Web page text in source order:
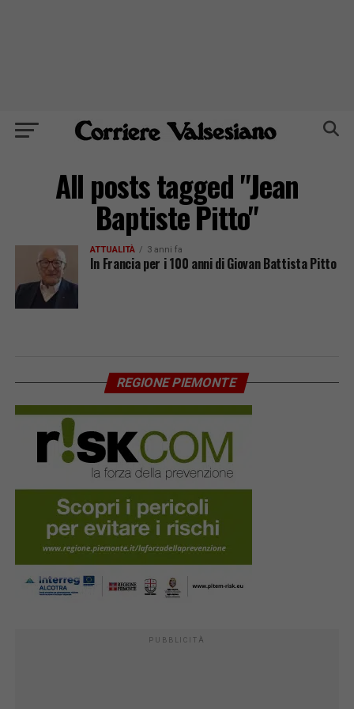
All posts tagged "Jean
Baptiste Pitto"
ATTUALITÀ 3 anni fa
In Francia per i 100 anni di Giovan Battista Pitto
REGIONE PIEMONTE
PUBBLICITÀ